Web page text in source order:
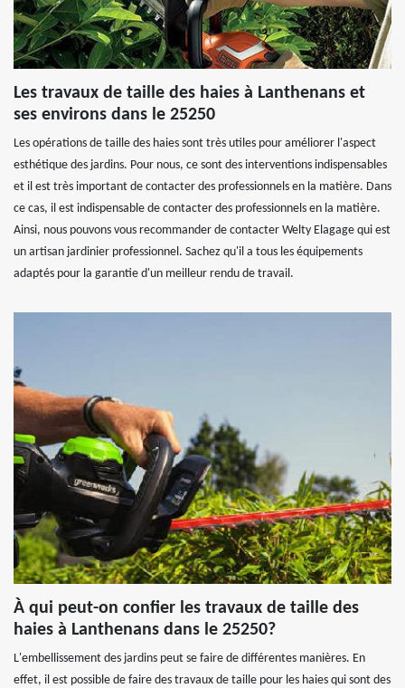
Les travaux de taille des haies à Lanthenans et
ses environs dans le 25250
Les opérations de taille des haies sont très utiles pour améliorer l'aspect
esthétique des jardins. Pour nous, ce sont des interventions indispensables
et il est très important de contacter des professionnels en la matière. Dans
ce cas, il est indispensable de contacter des professionnels en la matière.
Ainsi, nous pouvons vous recommander de contacter Welty Elagage qui est
un artisan jardinier professionnel. Sachez qu'il a tous les équipements
adaptés pour la garantie d'un meilleur rendu de travail.
À qui peut-on confier les travaux de taille des
haies à Lanthenans dans le 25250?
L'embellissement des jardins peut se faire de différentes manières. En
effet, il est possible de faire des travaux de taille pour les haies qui sont des